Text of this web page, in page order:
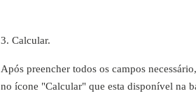
3. Calcular.
Após preencher todos os campos
no ícone "Calcular" que esta disponível na